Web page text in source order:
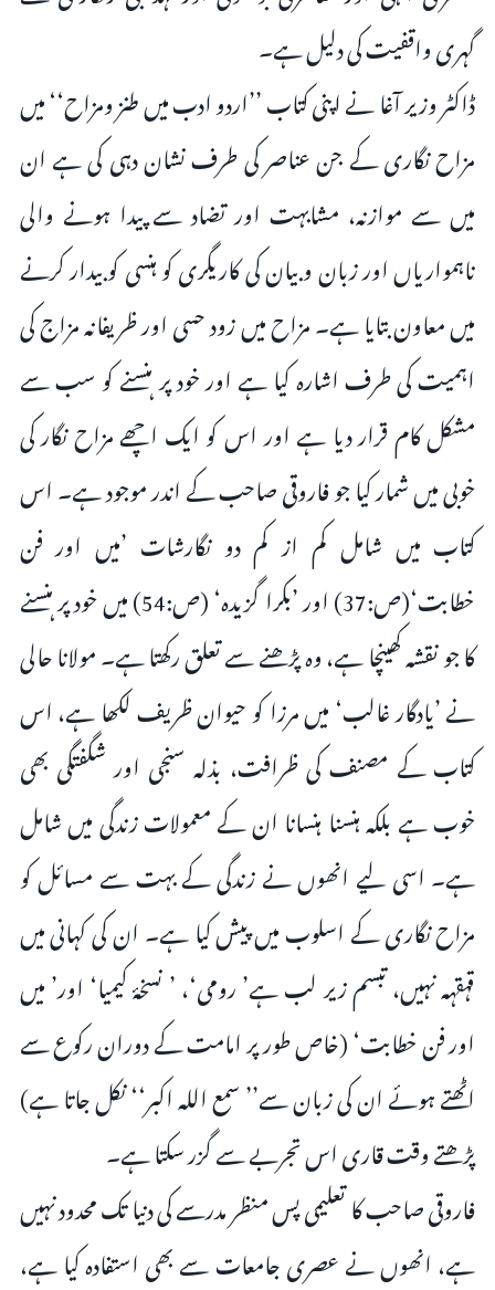
گہری واقفیت کی دلیل ہے۔
ڈاکٹر وزیر آغا نے اپنی کتاب ’’اردو ادب میں طنز ومزاح‘‘ میں
مزاح نگاری کے جن عناصر کی طرف نشان دہی کی ہے ان
میں سے موازنہ، مشابہت اور تضاد سے پیدا ہونے والی
ناہمواریاں اور زبان و بیان کی کاریگری کو ہنسی کو بیدار کرنے
میں معاون بتایا ہے۔ مزاح میں زود حسی اور ظریفانہ مزاج کی
اہمیت کی طرف اشارہ کیا ہے اور خود پر ہنسنے کو سب سے
مشکل کام قرار دیا ہے اور اس کو ایک اچھے مزاح نگار کی
خوبی میں شمار کیا جو فاروقی صاحب کے اندر موجود ہے۔ اس
کتاب میں شامل کم از کم دو نگارشات ’میں اور فن
خطابت‘(ص:37) اور ’بکرا گزیدہ‘ (ص:54) میں خود پر ہنسنے
کا جو نقشہ کھینچا ہے، وہ پڑھنے سے تعلق رکھتا ہے۔ مولانا حالی
نے ’یادگار غالب‘ میں مرزا کو حیوان ظریف لکھا ہے، اس
کتاب کے مصنف کی ظرافت، بذلہ سنجی اور شگفتگی بھی
خوب ہے بلکہ ہنسنا ہنسانا ان کے معمولات زندگی میں شامل
ہے۔ اسی لیے انھوں نے زندگی کے بہت سے مسائل کو
مزاح نگاری کے اسلوب میں پیش کیا ہے۔ ان کی کہانی میں
قہقہہ نہیں، تبسم زیر لب ہے’ رومی‘، ’ نسخۂ کیمیا‘ اور’ میں
اور فن خطابت‘ (خاص طور پر امامت کے دوران رکوع سے
اٹھتے ہوئے ان کی زبان سے’’ سمع اللہ اکبر‘‘ نکل جاتا ہے)
پڑھتے وقت قاری اس تجربے سے گزر سکتا ہے۔
فاروقی صاحب کا تعلیمی پس منظر مدرسے کی دنیا تک محدود نہیں
ہے، انھوں نے عصری جامعات سے بھی استفادہ کیا ہے،